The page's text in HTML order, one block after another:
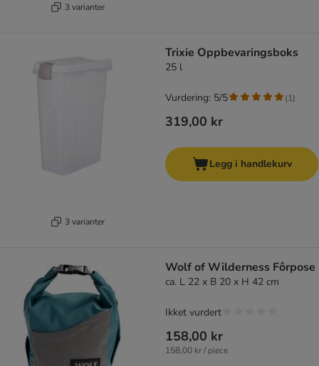
3 varianter
3 varianter
Trixie Oppbevaringsboks
25 l
319,00 kr
Vurdering: 5/5 (1)
Legg i handlekurv
Wolf of Wilderness Fôrpose
ca. L 22 x B 20 x H 42 cm
158,00 kr
158,00 kr / piece
Ikket vurdert